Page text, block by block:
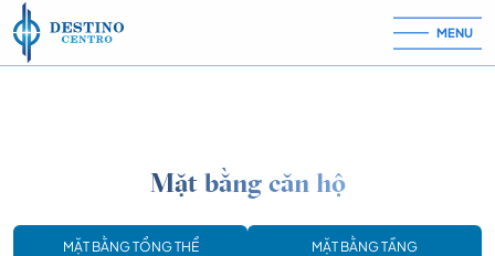
Skip to content
MENU
Mặt bằng căn hộ
MẶT BẰNG TỔNG THỂ MẶT BẰNG TẦNG